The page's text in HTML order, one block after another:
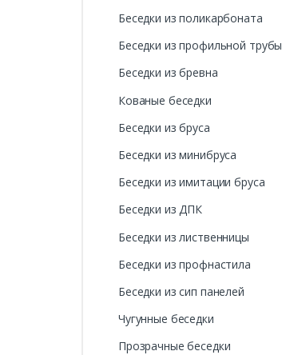
Беседки из поликарбоната
Беседки из профильной трубы
Беседки из бревна
Кованые беседки
Беседки из бруса
Беседки из минибруса
Беседки из имитации бруса
Беседки из ДПК
Беседки из лиственницы
Беседки из профнастила
Беседки из сип панелей
Чугунные беседки
Прозрачные беседки